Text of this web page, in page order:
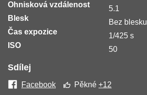
Ohnisková vzdálenost
5.1
Blesk
Bez blesku
Čas expozice
1/425 s
ISO
50
Sdílej
Facebook Pěkné+12